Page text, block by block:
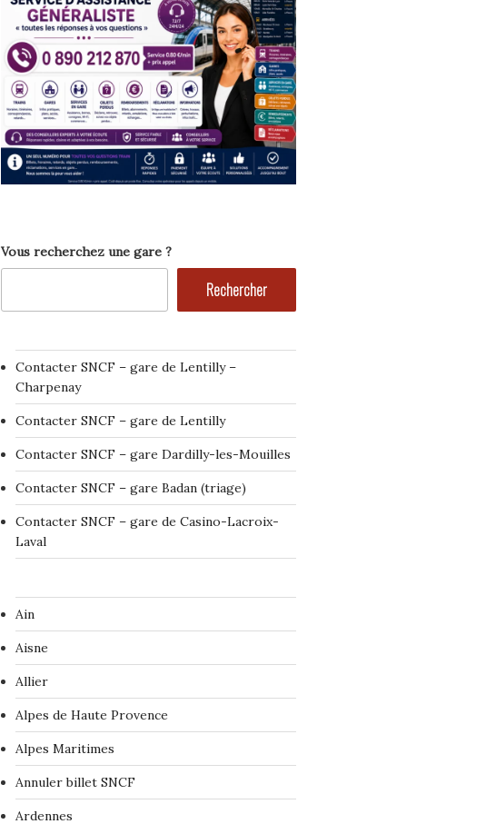
Vous recherchez une gare ?
Rechercher
Contacter SNCF – gare de Lentilly –
Charpenay
Contacter SNCF – gare de Lentilly
Contacter SNCF – gare Dardilly-les-Mouilles
Contacter SNCF – gare Badan (triage)
Contacter SNCF – gare de Casino-Lacroix-
Laval
Ain
Aisne
Allier
Alpes de Haute Provence
Alpes Maritimes
Annuler billet SNCF
Ardennes